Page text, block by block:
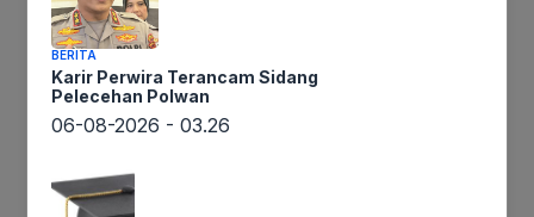
mendaratnya pesawat Kepresidenan RJ85 bulan
lalu, Bandara Nusantara di Ibu Kota Nusantara
(IKN) kini bersiap untuk tantangan yang lebih
besar. Bandara ini akan menggelar uji coba
digunakan Presiden Joko Widodo (Jokowi)
sebelumnya.
BERITA
Karir Perwira Terancam Sidang
Pelecehan Polwan
06-08-2026 - 03.26